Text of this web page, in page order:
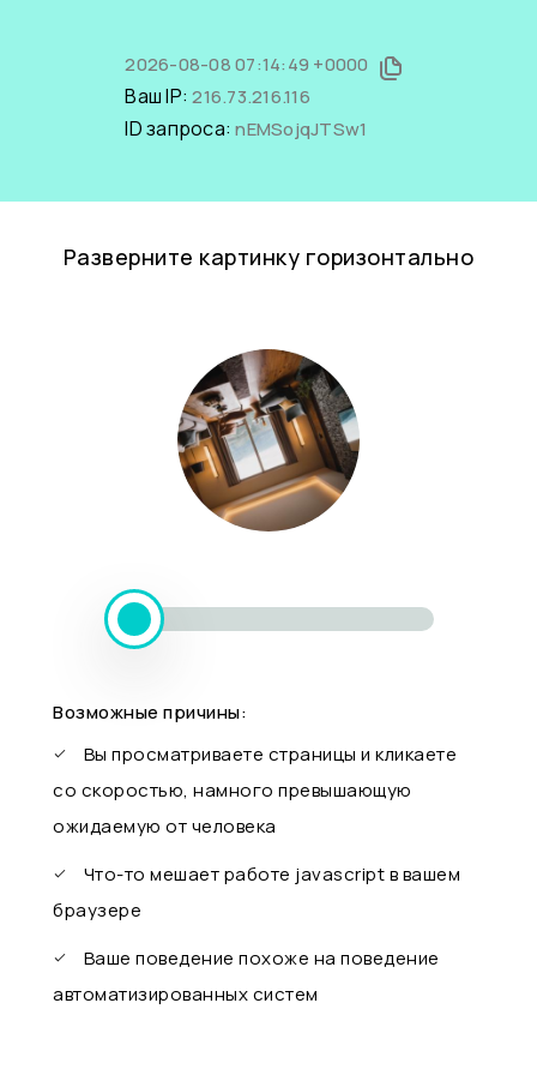
2026-08-08 07:14:49 +0000
Ваш IP:216.73.216.116
ID запроса:nEMSojqJTSw1
Разверните картинку горизонтально
Возможные причины:
Вы просматриваете страницы и кликаете
со скоростью, намного превышающую
ожидаемую от человека
Что-то мешает работе javascript в вашем
браузере
Ваше поведение похоже на поведение
автоматизированных систем